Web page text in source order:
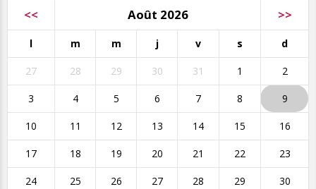
<< Août 2026 >>
l m m j v s d
27 28 29 30 31 1 2
3 4 5 6 7 8 9
10 11 12 13 14 15 16
17 18 19 20 21 22 23
24 25 26 27 28 29 30